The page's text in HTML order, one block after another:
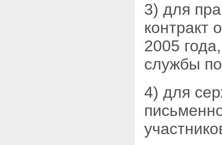
3) для
контракт
2005
службы по
4) для